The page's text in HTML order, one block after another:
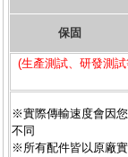
保固
(生產測試、研發測
※實際傳輸速度會因
不同
※所有配件皆以原廠